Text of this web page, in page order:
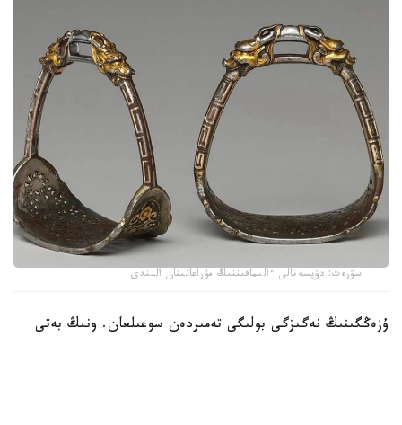
سۋرەت: دۇيسەنالى ءالىماقىننىڭ مۇراعاتىنان الىندى
ۇزەڭگىنىڭ نەگىزگى بولىگى تەمىردەن سوعىلعان. ونىڭ بەتى